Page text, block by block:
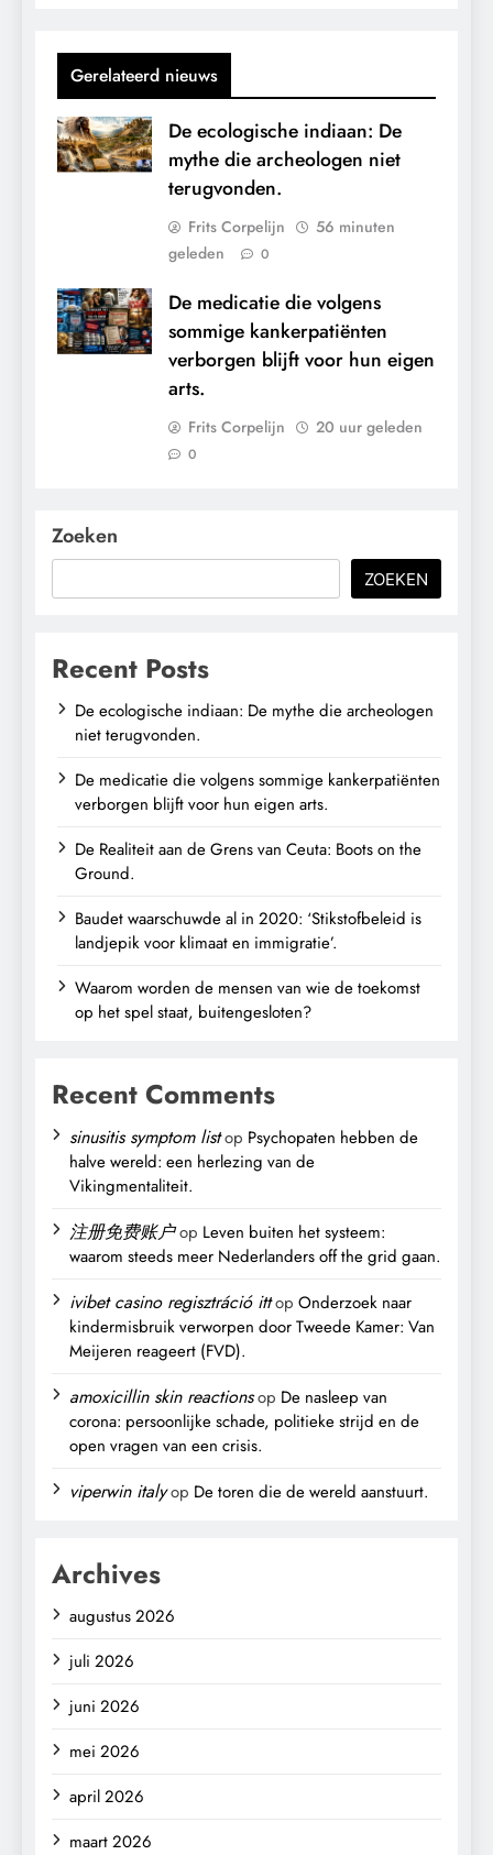
Gerelateerd nieuws
De ecologische indiaan: De
mythe die archeologen niet
terugvonden.
Frits Corpelijn
56 minuten
geleden
0
De medicatie die volgens
sommige kankerpatiënten
verborgen blijft voor hun eigen
arts.
Frits Corpelijn 20 uur geleden
0
Zoeken
ZOEKEN
Recent Posts
De ecologische indiaan: De mythe die archeologen
niet terugvonden.
De medicatie die volgens sommige kankerpatiënten
verborgen blijft voor hun eigen arts.
De Realiteit aan de Grens van Ceuta: Boots on the
Ground.
Baudet waarschuwde al in 2020: ‘Stikstofbeleid is
landjepik voor klimaat en immigratie’.
Waarom worden de mensen van wie de toekomst
op het spel staat, buitengesloten?
Recent Comments
sinusitis symptom listop Psychopaten hebben de
halve wereld: een herlezing van de
Vikingmentaliteit.
注册免费账户op Leven buiten het systeem:
waarom steeds meer Nederlanders off the grid gaan.
ivibet casino regisztráció ittop Onderzoek naar
kindermisbruik verworpen door Tweede Kamer: Van
Meijeren reageert (FVD).
amoxicillin skin reactionsop De nasleep van
corona: persoonlijke schade, politieke strijd en de
open vragen van een crisis.
viperwin italyop De toren die de wereld aanstuurt.
Archives
augustus 2026
juli 2026
juni 2026
mei 2026
april 2026
maart 2026